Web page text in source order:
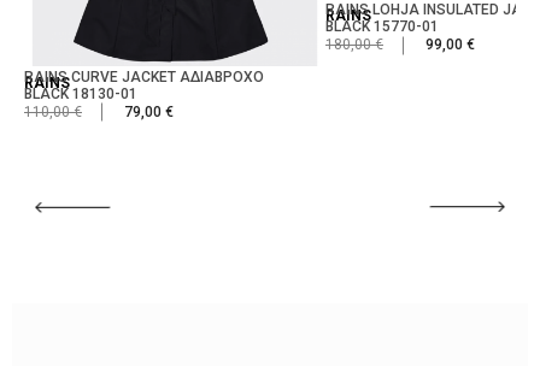
RAINS
RAINS CURVE JACKET ΑΔΙΑΒΡΟΧΟ
BLACK 18130-01
110,00 €
79,00 €
RAINS
RAINS LOHJA INSULATED
BLACK 15770-01
180,00 €
99,00 €